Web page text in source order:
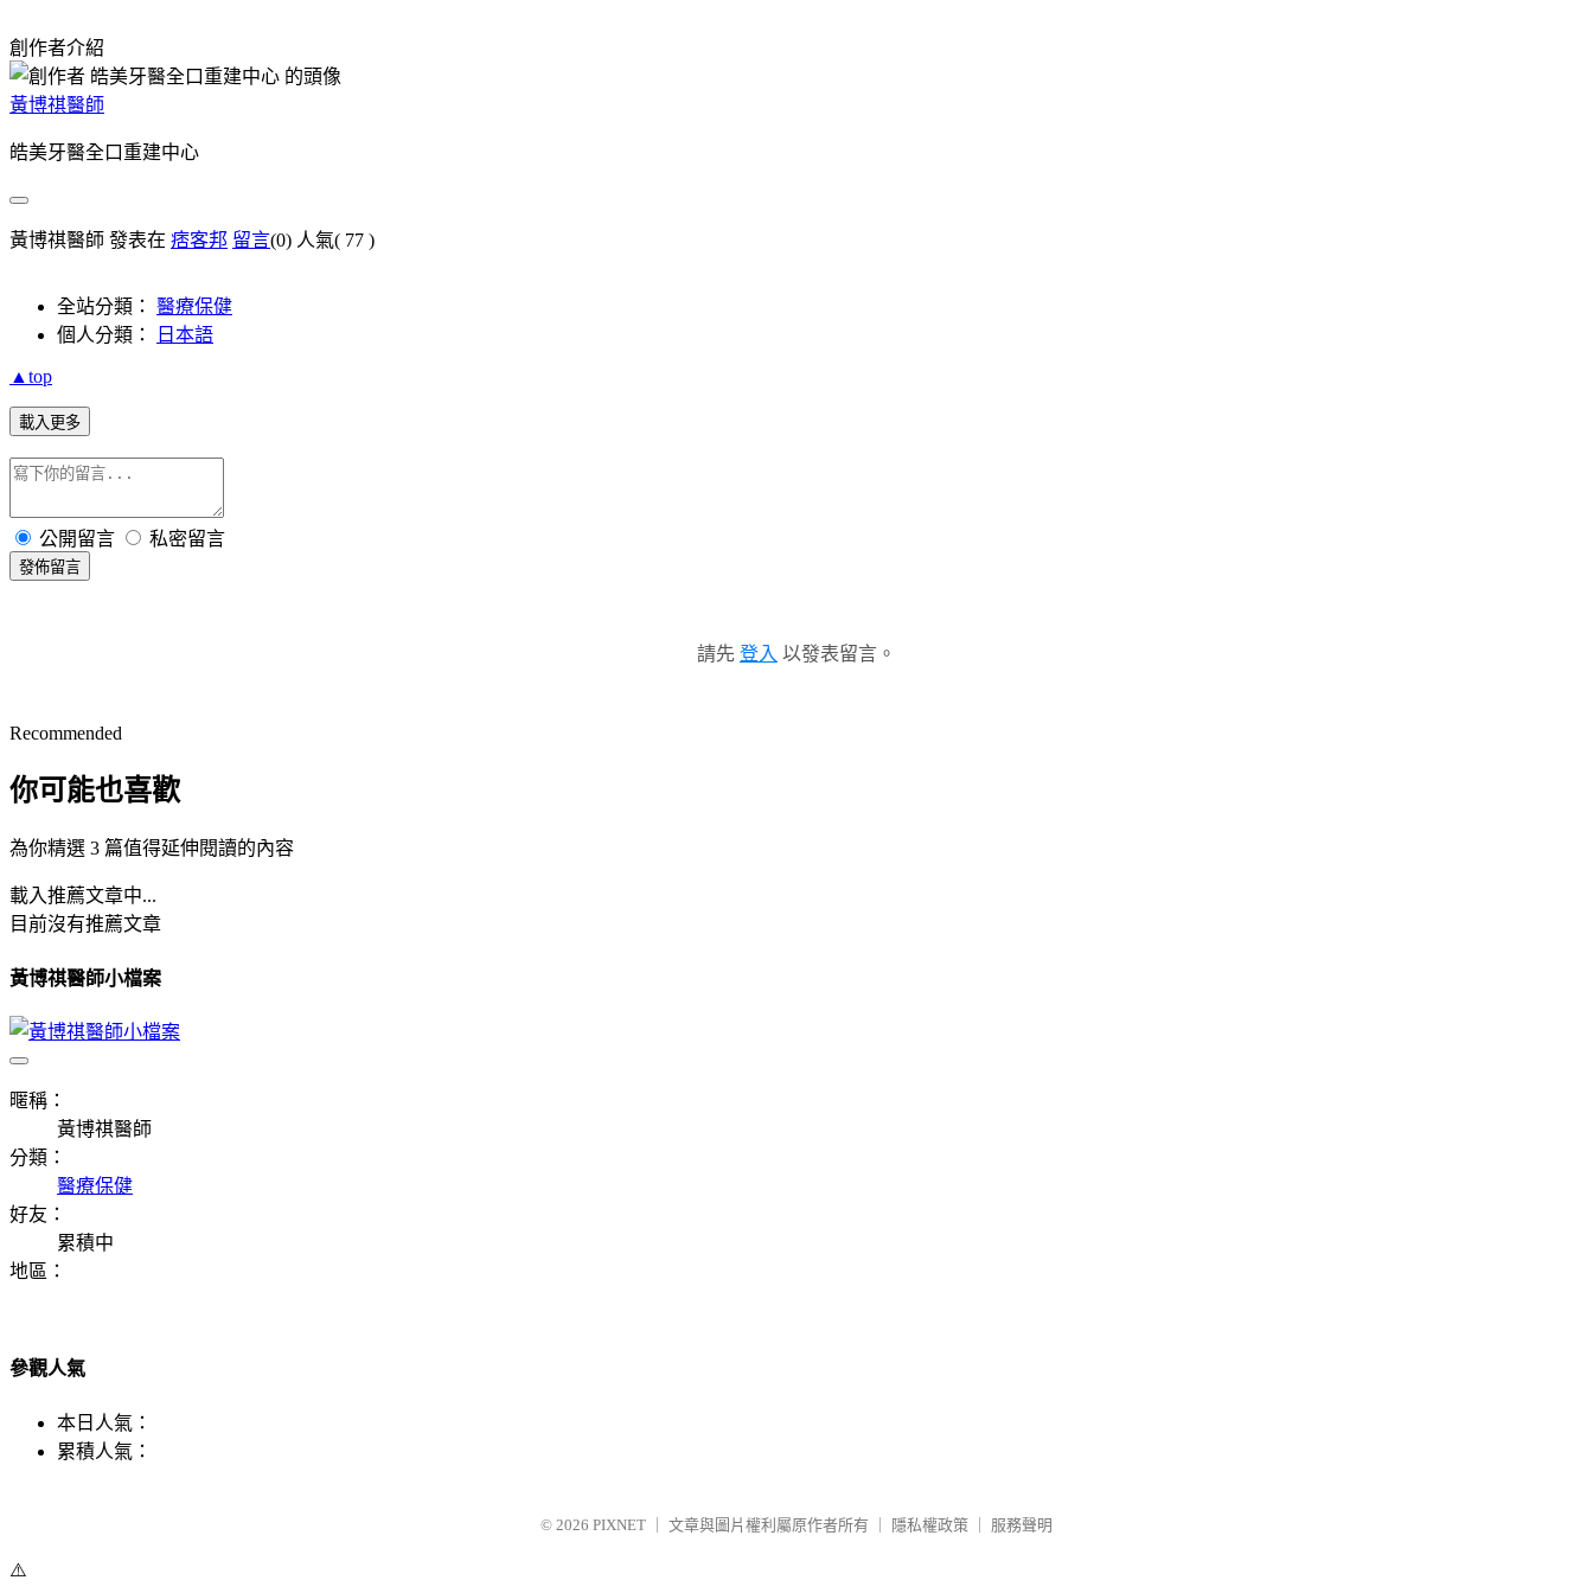
創作者介紹
黃博祺醫師
皓美牙醫全口重建中心
黃博祺醫師 發表在 痞客邦 留言(0) 人氣( 77 )
全站分類： 醫療保健
個人分類：
日本語
▲top
載入更多
公開留言 私密留言
發佈留言
請先 登入 以發表留言。
Recommended
你可能也喜歡
為你精選 3 篇值得延伸閱讀的內容
載入推薦文章中...
目前沒有推薦文章
黃博祺醫師小檔案
暱稱：
黃博祺醫師
分類：
醫療保健
好友：
累積中
地區：
參觀人氣
本日人氣：
累積人氣：
© 2026 PIXNET 文章與圖片權利屬原作者所有 隱私權政策 服務聲明
⚠️